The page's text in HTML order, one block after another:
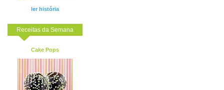
ler história
Receitas da Semana
Cake Pops